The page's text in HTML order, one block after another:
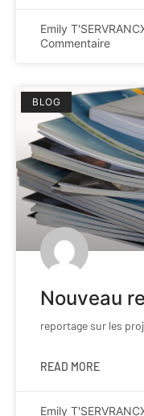
Emily
Commentaire
BLOG
Nouveau
reportage sur les
READ MORE
Emily